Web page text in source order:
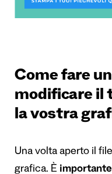
Come fare
modificare il
la vostra
Una volta aperto il
grafica. È